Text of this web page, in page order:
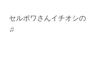
セルポワさんイチオシの
♫